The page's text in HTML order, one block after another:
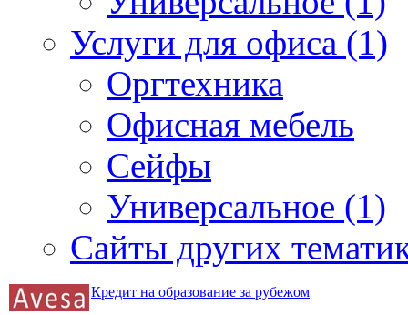
Услуги для офиса (1)
Оргтехника
Офисная мебель
Сейфы
Универсальное (1)
Сайты других
Кредит на образование за рубежом